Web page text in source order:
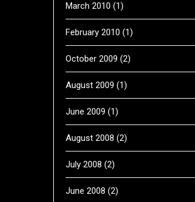
March 2010 (1)
February 2010 (1)
October 2009 (2)
August 2009 (1)
June 2009 (1)
August 2008 (2)
July 2008 (2)
June 2008 (2)